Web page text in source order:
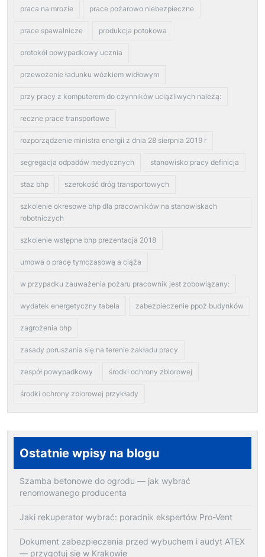
praca na mrozie prace pożarowo niebezpieczne
prace spawalnicze produkcja potokowa
protokół powypadkowy ucznia
przewożenie ładunku wózkiem widłowym
przy pracy z komputerem do czynników uciążliwych należą:
reczne prace transportowe
rozporządzenie ministra energii z dnia 28 sierpnia 2019 r
segregacja odpadów medycznych stanowisko pracy definicja
staz bhp szerokość dróg transportowych
szkolenie okresowe bhp dla pracowników na stanowiskach
robotniczych
szkolenie wstępne bhp prezentacja 2018
umowa o pracę tymczasową a ciąża
w przypadku zauważenia pożaru pracownik jest zobowiązany:
wydatek energetyczny tabela zabezpieczenie ppoż budynków
zagrożenia bhp
zasady poruszania się na terenie zakładu pracy
zespół powypadkowy środki ochrony zbiorowej
środki ochrony zbiorowej przykłady
Ostatnie wpisy na blogu
Szamba betonowe do ogrodu — jak wybrać
renomowanego producenta
Jaki rekuperator wybrać: poradnik ekspertów Pro-Vent
Dokument zabezpieczenia przed wybuchem i audyt ATEX
— przygotuj się w Krakowie